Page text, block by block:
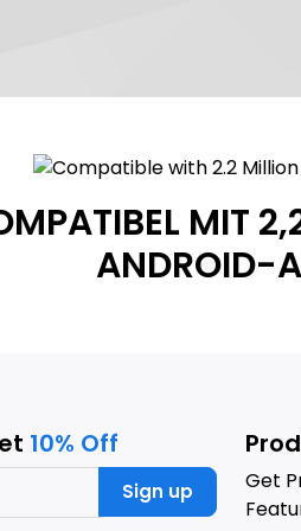
MIT
ANDROID-
10% Off
Sign up
Get